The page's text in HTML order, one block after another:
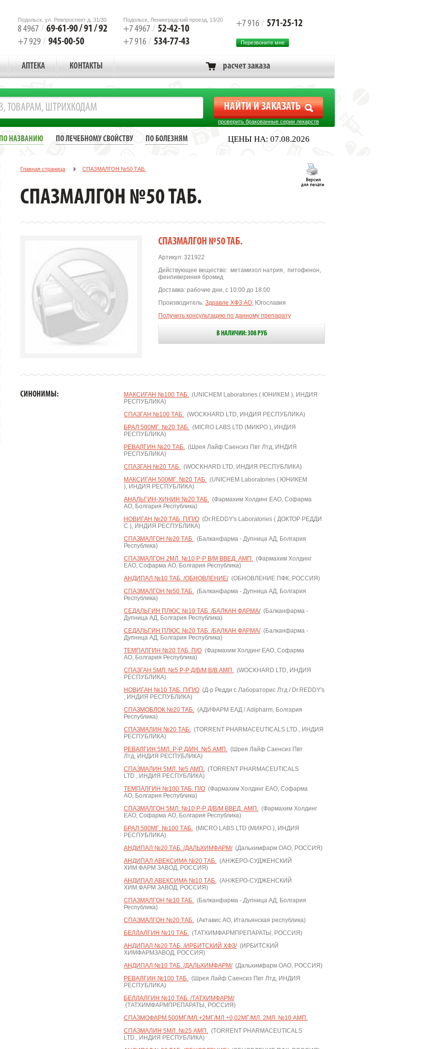
Подольск, ул. Ревпроспект д. 31/30
8 4967 / 69-61-90 / 91 / 92
+7 929 / 945-00-50
Подольск, Ленинградский проезд, 13/20
+7 4967 / 52-42-10
+7 916 / 534-77-43
+7 916 / 571-25-12
Перезвоните мне
АПТЕКА КОНТАКТЫ расчет заказа
проверить бракованные серии лекарств
ЦЕНЫ НА: 07.08.2026
ПО НАЗВАНИЮ ПО ЛЕЧЕБНОМУ СВОЙСТВУ ПО БОЛЕЗНЯМ
Главная страница СПАЗМАЛГОН №50 ТАБ.
СПАЗМАЛГОН №50 ТАБ.
СПАЗМАЛГОН №50 ТАБ.
Артикул: 321922
Действующее вещество: метамизол натрия, питофенон,
фенпивериния бромид
Доставка: рабочие дни, с 10:00 до 18:00
Производитель: Здравле ХФЗ АО, Югославия
Получить консультацию по данному препарату
В НАЛИЧИИ: 308 РУБ
СИНОНИМЫ: МАКСИГАН №100 ТАБ. (UNICHEM Laboratories ( ЮНИКЕМ ), ИНДИЯ
РЕСПУБЛИКА)
СПАЗГАН №100 ТАБ. (WOCKHARD LTD, ИНДИЯ РЕСПУБЛИКА)
БРАЛ 500МГ. №20 ТАБ. (MICRO LABS LTD (МИКРО ), ИНДИЯ
РЕСПУБЛИКА)
РЕВАЛГИН №20 ТАБ. (Шрея Лайф Саенсиз Пвт Лтд, ИНДИЯ
РЕСПУБЛИКА)
СПАЗГАН №20 ТАБ. (WOCKHARD LTD, ИНДИЯ РЕСПУБЛИКА)
МАКСИГАН 500МГ. №20 ТАБ. (UNICHEM Laboratories ( ЮНИКЕМ
), ИНДИЯ РЕСПУБЛИКА)
АНАЛЬГИН-ХИНИН №20 ТАБ. (Фармахим Холдинг ЕАО, Софарма
АО, Болгария Республика)
НОВИГАН №20 ТАБ. П/П/О (Dr.REDDY's Laboratories ( ДОКТОР РЕДДИ
С ), ИНДИЯ РЕСПУБЛИКА)
СПАЗМАЛГОН №20 ТАБ. (Балканфарма - Дупница АД, Болгария
Республика)
СПАЗМАЛГОН 2МЛ. №10 Р-Р В/М ВВЕД. АМП. (Фармахим Холдинг
ЕАО, Софарма АО, Болгария Республика)
АНДИПАЛ №10 ТАБ. /ОБНОВЛЕНИЕ/(ОБНОВЛЕНИЕ ПФК, РОССИЯ)
СПАЗМАЛГОН №50 ТАБ. (Балканфарма - Дупница АД, Болгария
Республика)
СЕДАЛЬГИН ПЛЮС №10 ТАБ. /БАЛКАН ФАРМА/(Балканфарма -
Дупница АД, Болгария Республика)
СЕДАЛЬГИН ПЛЮС №20 ТАБ. /БАЛКАН ФАРМА/(Балканфарма -
Дупница АД, Болгария Республика)
ТЕМПАЛГИН №20 ТАБ. П/О (Фармахим Холдинг ЕАО, Софарма
АО, Болгария Республика)
СПАЗГАН 5МЛ. №5 Р-Р Д/В/М,В/В АМП. (WOCKHARD LTD, ИНДИЯ
РЕСПУБЛИКА)
НОВИГАН №10 ТАБ. П/П/О (Д-р Редди с Лабораторис Лтд / Dr.REDDY's
, ИНДИЯ РЕСПУБЛИКА)
СПАЗМОБЛОК №20 ТАБ. (АДИФАРМ ЕАД / Adipharm, Болгария
Республика)
СПАЗМАЛИН №20 ТАБ. (TORRENT PHARMACEUTICALS LTD., ИНДИЯ
РЕСПУБЛИКА)
РЕВАЛГИН 5МЛ. Р-Р Д/ИН. №5 АМП. (Шрея Лайф Саенсиз Пвт
Лтд, ИНДИЯ РЕСПУБЛИКА)
СПАЗМАЛИН 5МЛ. №5 АМП. (TORRENT PHARMACEUTICALS
LTD., ИНДИЯ РЕСПУБЛИКА)
ТЕМПАЛГИН №100 ТАБ. П/О (Фармахим Холдинг ЕАО, Софарма
АО, Болгария Республика)
СПАЗМАЛГОН 5МЛ. №10 Р-Р Д/В/М ВВЕД. АМП. (Фармахим Холдинг
ЕАО, Софарма АО, Болгария Республика)
БРАЛ 500МГ. №100 ТАБ. (MICRO LABS LTD (МИКРО ), ИНДИЯ
РЕСПУБЛИКА)
АНДИПАЛ №20 ТАБ. /ДАЛЬХИМФАРМ/(Дальхимфарм ОАО, РОССИЯ)
АНДИПАЛ АВЕКСИМА №20 ТАБ. (АНЖЕРО-СУДЖЕНСКИЙ
ХИМ.ФАРМ ЗАВОД, РОССИЯ)
АНДИПАЛ АВЕКСИМА №10 ТАБ. (АНЖЕРО-СУДЖЕНСКИЙ
ХИМ.ФАРМ ЗАВОД, РОССИЯ)
СПАЗМАЛГОН №10 ТАБ. (Балканфарма - Дупница АД, Болгария
Республика)
СПАЗМАЛГОН №20 ТАБ. (Актавис АО, Итальянская республика)
БЕЛЛАЛГИН №10 ТАБ. (ТАТХИМФАРМПРЕПАРАТЫ, РОССИЯ)
АНДИПАЛ №20 ТАБ. /ИРБИТСКИЙ ХФЗ/(ИРБИТСКИЙ
ХИМФАРМЗАВОД, РОССИЯ)
АНДИПАЛ №10 ТАБ. /ДАЛЬХИМФАРМ/(Дальхимфарм ОАО, РОССИЯ)
РЕВАЛГИН №100 ТАБ. (Шрея Лайф Саенсиз Пвт Лтд, ИНДИЯ
РЕСПУБЛИКА)
БЕЛЛАЛГИН №10 ТАБ. /ТАТХИМФАРМ/
(ТАТХИМФАРМПРЕПАРАТЫ, РОССИЯ)
СПАЗМОФАРМ 500МГ/МЛ.+2МГ/МЛ.+0,02МГ/МЛ. 2МЛ. №10 АМП.
СПАЗМАЛИН 5МЛ. №25 АМП. (TORRENT PHARMACEUTICALS
LTD., ИНДИЯ РЕСПУБЛИКА)